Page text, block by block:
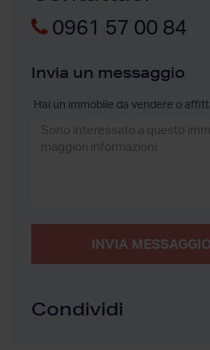
0961 57 00 84
Invia un messaggio
Hai un immobile da vendere o
INVIA MESSAGGIO
Condividi